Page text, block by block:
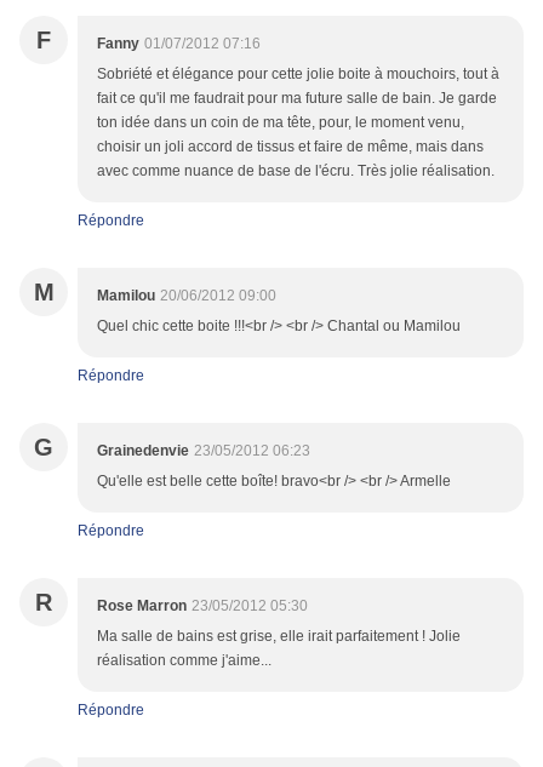
F Fanny 01/07/2012 07:16
Sobriété et élégance pour cette jolie boite à mouchoirs, tout à
fait ce qu'il me faudrait pour ma future salle de bain. Je garde
ton idée dans un coin de ma tête, pour, le moment venu,
choisir un joli accord de tissus et faire de même, mais dans
avec comme nuance de base de l'écru. Très jolie réalisation.
Répondre
M Mamilou 20/06/2012 09:00
Quel chic cette boite !!!<br /> <br /> Chantal ou Mamilou
Répondre
G Grainedenvie 23/05/2012 06:23
Qu'elle est belle cette boîte! bravo<br /> <br /> Armelle
Répondre
R Rose Marron 23/05/2012 05:30
Ma salle de bains est grise, elle irait parfaitement ! Jolie
réalisation comme j'aime...
Répondre